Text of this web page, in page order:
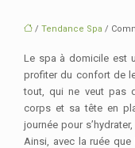
/ Tendance Spa /
Le spa à domicile est
profiter du confort de
tout, qui ne veut pas
corps et sa tête en
journée pour
Ainsi, avec la ruée